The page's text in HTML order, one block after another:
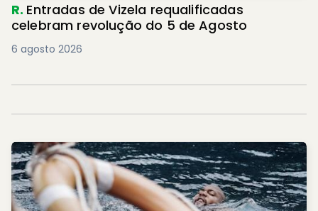
R. Entradas de Vizela requalificadas
celebram revolução do 5 de Agosto
6 agosto 2026